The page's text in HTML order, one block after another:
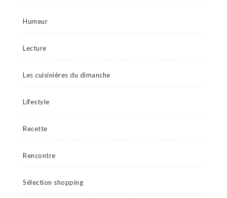
Humeur
Lecture
Les cuisinières du dimanche
Lifestyle
Recette
Rencontre
Sélection shopping